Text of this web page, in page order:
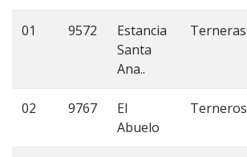
01 9572
Estancia
Santa
Ana..
Terneras
02 9767
El
Abuelo
Terneros